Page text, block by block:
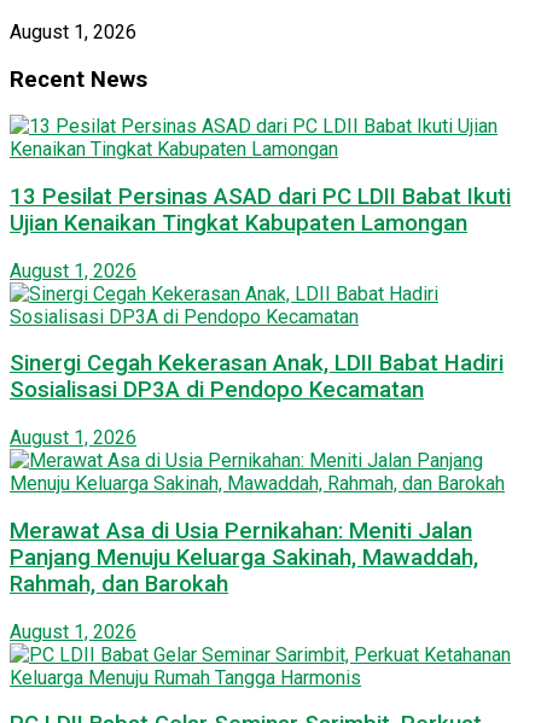
August 1, 2026
Recent News
13 Pesilat Persinas ASAD dari PC LDII Babat Ikuti
Ujian Kenaikan Tingkat Kabupaten Lamongan
August 1, 2026
Sinergi Cegah Kekerasan Anak, LDII Babat Hadiri
Sosialisasi DP3A di Pendopo Kecamatan
August 1, 2026
Merawat Asa di Usia Pernikahan: Meniti Jalan
Panjang Menuju Keluarga Sakinah, Mawaddah,
Rahmah, dan Barokah
August 1, 2026